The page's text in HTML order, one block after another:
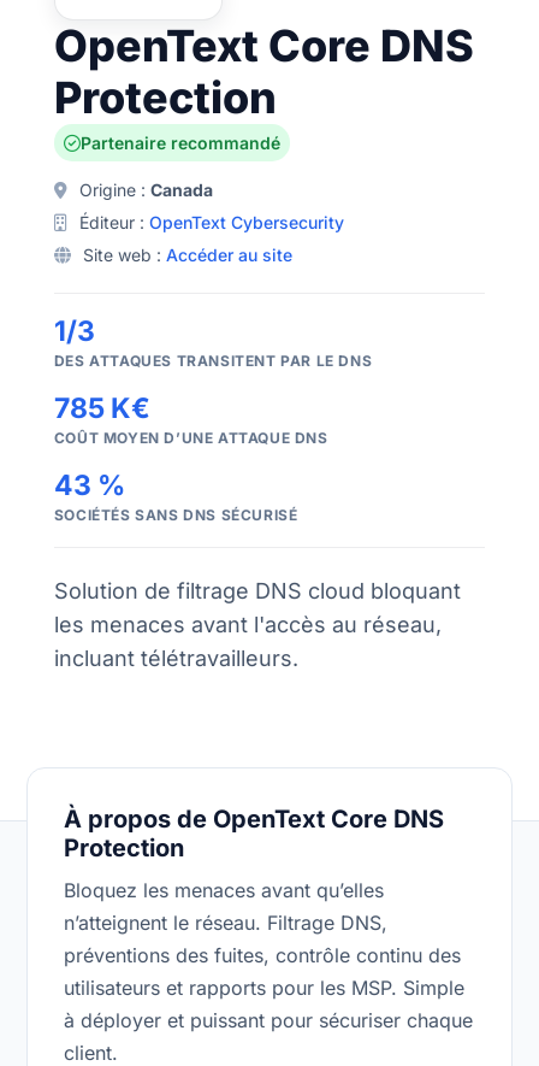
OpenText Core DNS
Protection
Partenaire recommandé
Origine : Canada
Éditeur : OpenText Cybersecurity
Site web : Accéder au site
1/3
DES ATTAQUES TRANSITENT PAR LE DNS
785 K€
COÛT MOYEN D’UNE ATTAQUE DNS
43 %
SOCIÉTÉS SANS DNS SÉCURISÉ
Solution de filtrage DNS cloud bloquant
les menaces avant l'accès au réseau,
incluant télétravailleurs.
À propos de OpenText Core DNS
Protection
Bloquez les menaces avant qu’elles
n’atteignent le réseau. Filtrage DNS,
préventions des fuites, contrôle continu des
utilisateurs et rapports pour les MSP. Simple
à déployer et puissant pour sécuriser chaque
client.